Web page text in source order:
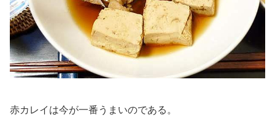
赤カレイは今が一番うまいのである。